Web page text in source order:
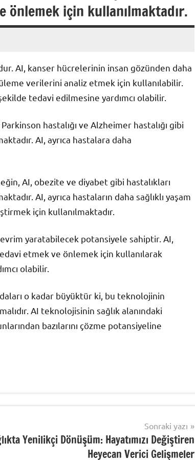
önlemek için kullanılmaktadır.
AI, kanser hücrelerinin insan gözünden daha
verilerini analiz etmek için kullanılabilir.
tedavi edilmesine yardımcı olabilir.
hastalığı ve Alzheimer hastalığı gibi
AI, ayrıca hastalara daha
AI, obezite ve diyabet gibi hastalıkları
AI, ayrıca hastaların daha sağlıklı yaşam
için kullanılmaktadır.
yaratabilecek potansiyele sahiptir. AI,
etmek ve önlemek için kullanılarak
olabilir.
o kadar büyüktür ki, bu teknolojinin
AI teknolojisinin sağlık alanındaki
bazılarını çözme potansiyeline
Sonraki yazı
Yenilikçi Dönüşüm: Hayatımızı Değiştiren
Heyecan Verici Gelişmeler